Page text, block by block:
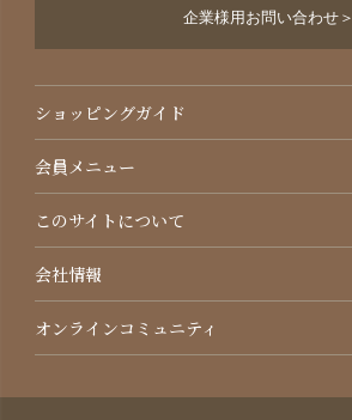
企業様用お問い合わせ＞
ショッピングガイド
会員メニュー
このサイトについて
会社情報
オンラインコミュニティ